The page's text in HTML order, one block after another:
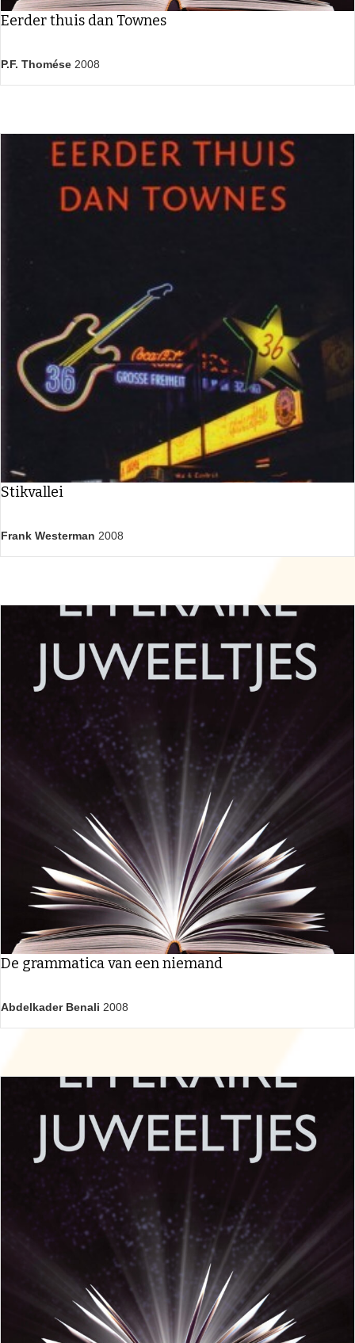
Eerder thuis dan Townes
P.F. Thomése 2008
Stikvallei
Frank Westerman 2008
De grammatica van een niemand
Abdelkader Benali 2008